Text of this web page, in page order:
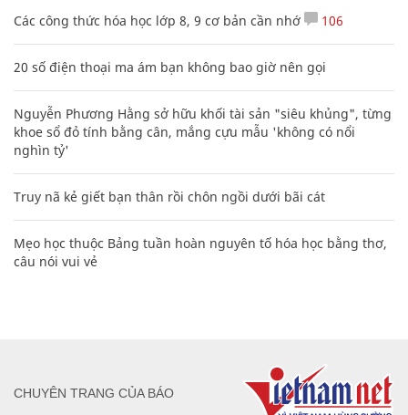
Các công thức hóa học lớp 8, 9 cơ bản cần nhớ 106
20 số điện thoại ma ám bạn không bao giờ nên gọi
Nguyễn Phương Hằng sở hữu khối tài sản "siêu khủng", từng
khoe sổ đỏ tính bằng cân, mắng cựu mẫu 'không có nổi
nghìn tỷ'
Truy nã kẻ giết bạn thân rồi chôn ngồi dưới bãi cát
Mẹo học thuộc Bảng tuần hoàn nguyên tố hóa học bằng thơ,
câu nói vui vẻ
CHUYÊN TRANG CỦA BÁO